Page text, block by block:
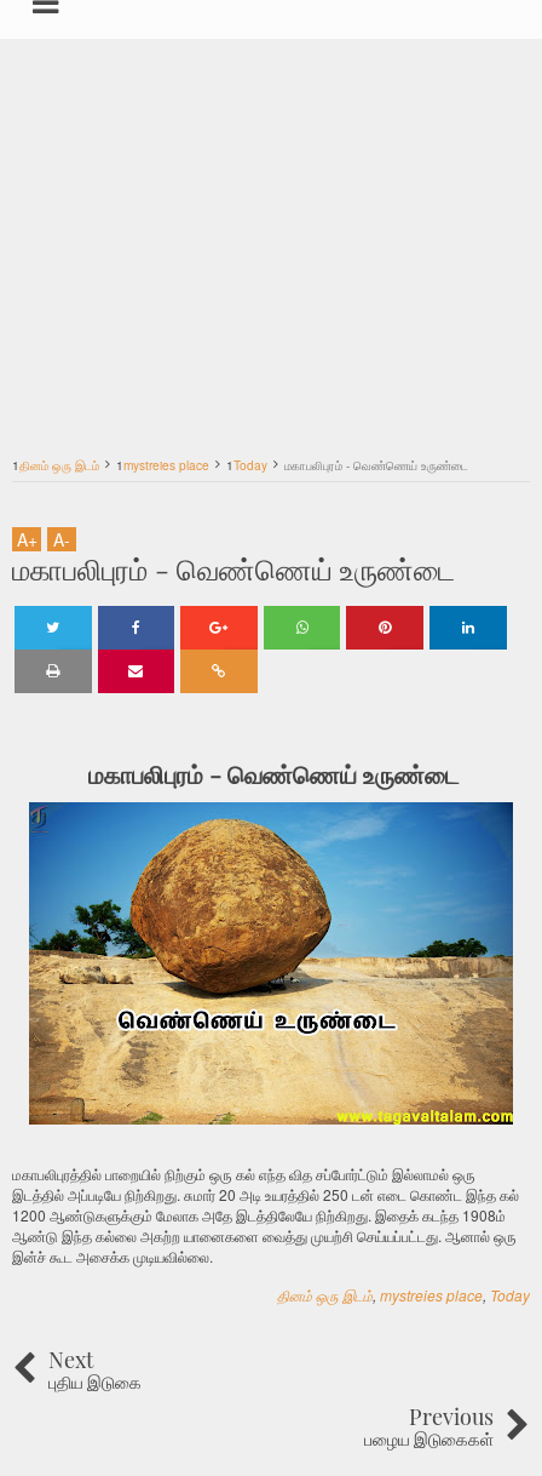
1தினம் ஒரு இடம் 1mystreies place 1Today மகாபலிபுரம் - வெண்ணெய் உருண்டை
A+ A-
மகாபலிபுரம் - வெண்ணெய் உருண்டை
Shar Shar
மகாபலிபுரம் - வெண்ணெய் உருண்டை
மகாபலிபுரத்தில் பாறையில் நிற்கும் ஒரு கல் எந்த வித சப்போர்ட்டும் இல்லாமல் ஒரு
இடத்தில் அப்படியே நிற்கிறது. சுமார் 20 அடி உயரத்தில் 250 டன் எடை கொண்ட இந்த கல்
1200 ஆண்டுகளுக்கும் மேலாக அதே இடத்திலேயே நிற்கிறது. இதைக் கடந்த 1908ம்
ஆண்டு இந்த கல்லை அகற்ற யானைகளை வைத்து முயற்சி செய்யப்பட்டது. ஆனால் ஒரு
இன்ச் கூட அசைக்க முடியவில்லை.
தினம் ஒரு இடம், mystreies place, Today
Next
புதிய இடுகை
Previous
பழைய இடுகைகள்
மற்றவை